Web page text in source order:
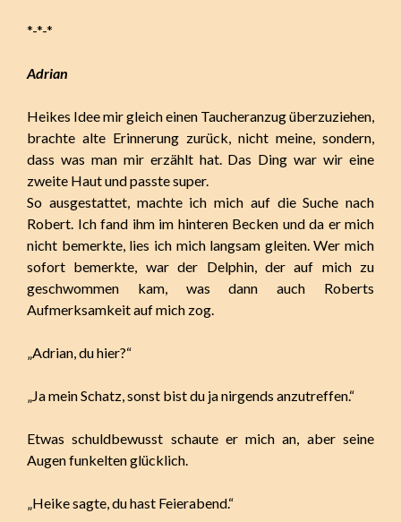
*-*-*
Adrian
Heikes Idee mir gleich einen Taucheranzug überzuziehen,
brachte alte Erinnerung zurück, nicht meine, sondern,
dass was man mir erzählt hat. Das Ding war wir eine
zweite Haut und passte super.
So ausgestattet, machte ich mich auf die Suche nach
Robert. Ich fand ihm im hinteren Becken und da er mich
nicht bemerkte, lies ich mich langsam gleiten. Wer mich
sofort bemerkte, war der Delphin, der auf mich zu
geschwommen kam, was dann auch Roberts
Aufmerksamkeit auf mich zog.
„Adrian, du hier?“
„Ja mein Schatz, sonst bist du ja nirgends anzutreffen.“
Etwas schuldbewusst schaute er mich an, aber seine
Augen funkelten glücklich.
„Heike sagte, du hast Feierabend.“